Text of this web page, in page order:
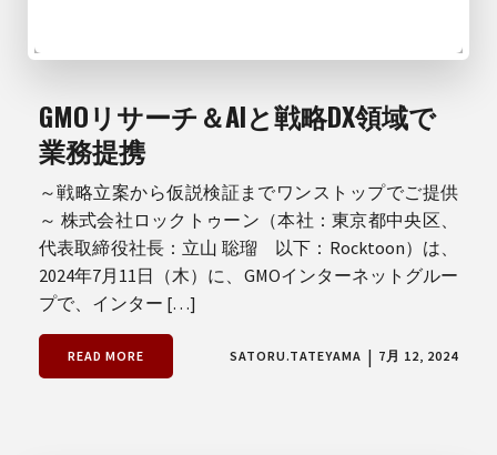
GMOリサーチ＆AIと戦略DX領域で
業務提携
～戦略立案から仮説検証までワンストップでご提供
～ 株式会社ロックトゥーン（本社：東京都中央区、
代表取締役社長：立山 聡瑠 以下：Rocktoon）は、
2024年7月11日（木）に、GMOインターネットグルー
プで、インター […]
READ MORE SATORU.TATEYAMA | 7月 12, 2024